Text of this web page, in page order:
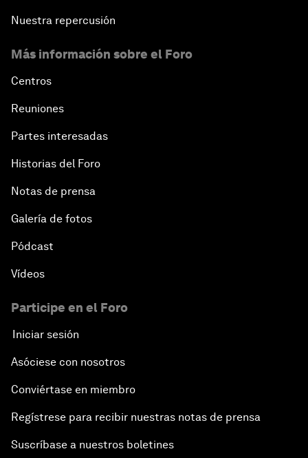
Nuestra repercusión
Más información sobre el Foro
Centros
Reuniones
Partes interesadas
Historias del Foro
Notas de prensa
Galería de fotos
Pódcast
Vídeos
Participe en el Foro
Iniciar sesión
Asóciese con nosotros
Conviértase en miembro
Regístrese para recibir nuestras notas de prensa
Suscríbase a nuestros boletines